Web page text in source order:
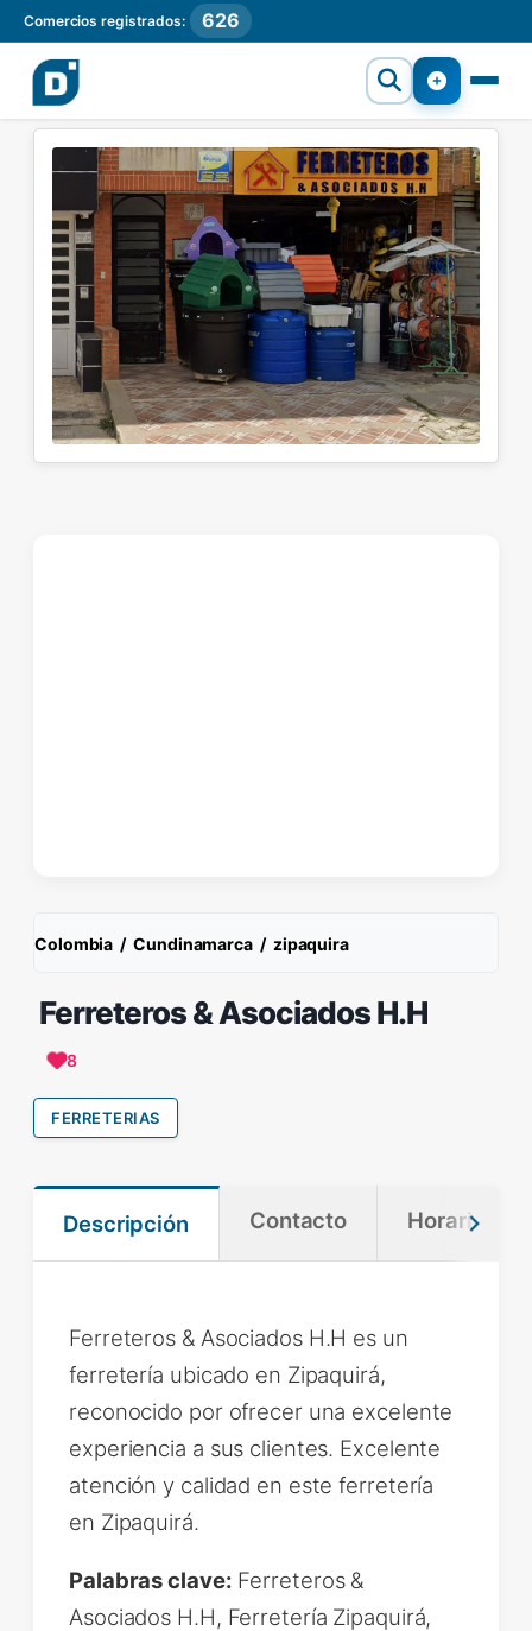
Comercios registrados: 626
Colombia / Cundinamarca / zipaquira
Ferreteros & Asociados H.H
8
FERRETERIAS
Descripción Contacto Horario
Ferreteros & Asociados H.H es un
ferretería ubicado en Zipaquirá,
reconocido por ofrecer una excelente
experiencia a sus clientes. Excelente
atención y calidad en este ferretería
en Zipaquirá.
Palabras clave: Ferreteros &
Asociados H.H, Ferretería Zipaquirá,